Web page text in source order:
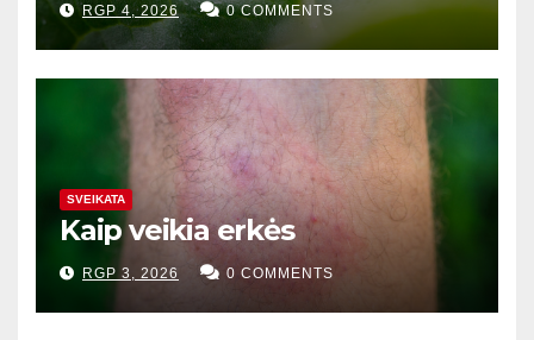
RGP 4, 2026 0 COMMENTS
SVEIKATA
Kaip veikia erkės
RGP 3, 2026 0 COMMENTS